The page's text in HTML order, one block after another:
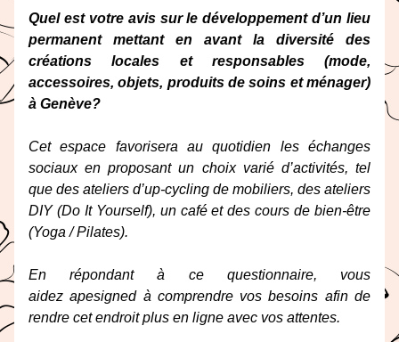
Quel est votre avis sur le développement d’un lieu
permanent mettant en avant la diversité des
créations locales et responsables (mode,
accessoires, objets, produits de soins et ménager)
à Genève?
Cet espace favorisera au quotidien les échanges
sociaux en proposant un choix varié d’activités, tel
que des ateliers d’up-cycling de mobiliers, des ateliers
DIY (Do It Yourself), un café et des cours de bien-être
(Yoga / Pilates).
En répondant à ce questionnaire, vous
aidez apesigned à comprendre vos besoins afin de
rendre cet endroit plus en ligne avec vos attentes.